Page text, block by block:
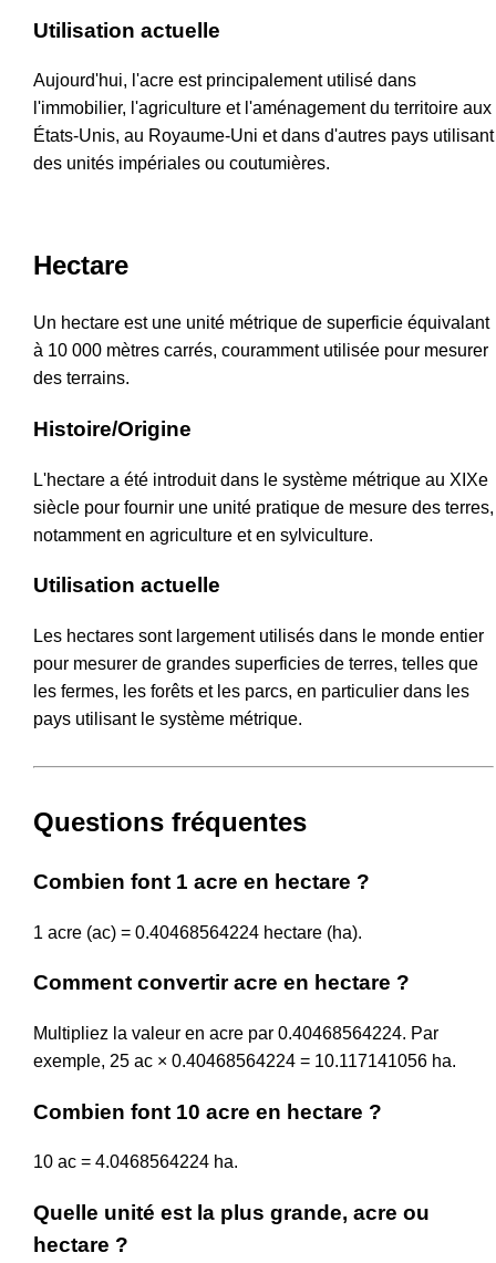
Utilisation actuelle
Aujourd'hui, l'acre est principalement utilisé dans
l'immobilier, l'agriculture et l'aménagement du territoire aux
États-Unis, au Royaume-Uni et dans d'autres pays utilisant
des unités impériales ou coutumières.
Hectare
Un hectare est une unité métrique de superficie équivalant
à 10 000 mètres carrés, couramment utilisée pour mesurer
des terrains.
Histoire/Origine
L'hectare a été introduit dans le système métrique au XIXe
siècle pour fournir une unité pratique de mesure des terres,
notamment en agriculture et en sylviculture.
Utilisation actuelle
Les hectares sont largement utilisés dans le monde entier
pour mesurer de grandes superficies de terres, telles que
les fermes, les forêts et les parcs, en particulier dans les
pays utilisant le système métrique.
Questions fréquentes
Combien font 1 acre en hectare ?
1 acre (ac) = 0.40468564224 hectare (ha).
Comment convertir acre en hectare ?
Multipliez la valeur en acre par 0.40468564224. Par
exemple, 25 ac × 0.40468564224 = 10.117141056 ha.
Combien font 10 acre en hectare ?
10 ac = 4.0468564224 ha.
Quelle unité est la plus grande, acre ou
hectare ?